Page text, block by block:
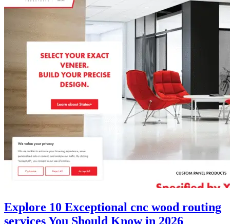
Explore 10 Exceptional cnc wood routing
services You Should Know in 2026